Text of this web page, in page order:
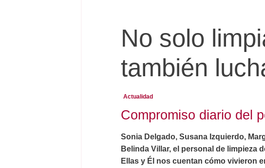
No solo
también
Actualidad
Compromiso diario del
Sonia Delgado, Susana Izquierdo,
Belinda Villar, el personal de limpieza
Ellas y Él nos cuentan cómo vivieron